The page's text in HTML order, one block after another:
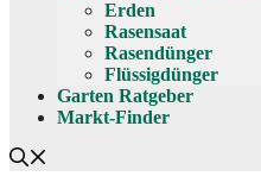
Erden
Rasensaat
Rasendünger
Flüssigdünger
Garten Ratgeber
Markt-Finder